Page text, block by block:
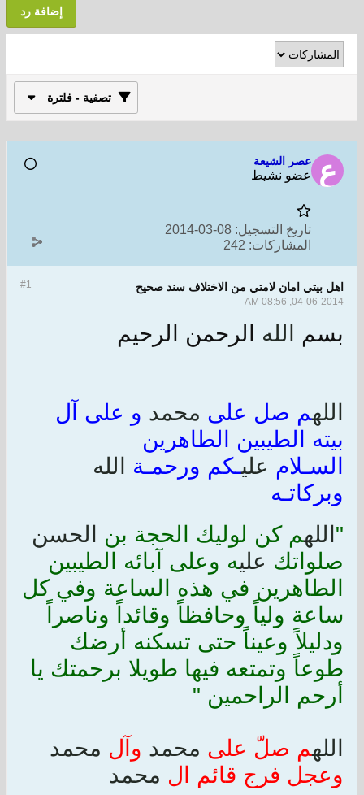
إضافة رد
تصفية - فلترة
عصر الشيعة
عضو نشيط
تاريخ التسجيل: 08-03-2014
المشاركات: 242
#1 اهل بيتي امان لامتي من الاختلاف سند صحيح
04-06-2014, 08:56 AM
بسم الله الرحمن الرحيم
اللهم صل على محمد و على آل
بيته الطيبين الطاهرين
السـلام عليـكم ورحمـة
الله
وبركاتـه
" اللهم كن لوليك الحجة بن
الحسن
صلواتك عليه وعلى آبائه الطيبين
الطاهرين في هذه الساعة وفي كل
ساعة ولياً وحافظاً وقائداً وناصراً
ودليلاً وعيناً حتى تسكنه أرضك
طوعاً وتمتعه فيها طويلا برحمتك يا
أرحم الراحمين "
اللهم صلّ على محمد وآل محمد
وعجل فرج قائم ال محمد